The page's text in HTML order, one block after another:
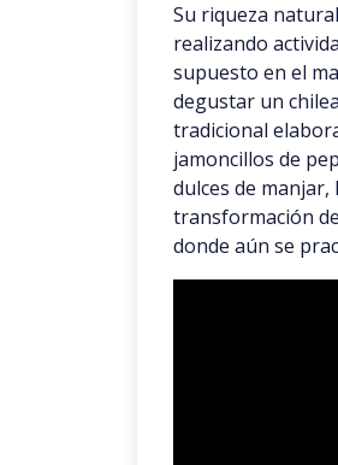
Su riqueza
realizando
supuesto en el
degustar un
tradicional
jamoncillos de
dulces de
transformación
donde aún se